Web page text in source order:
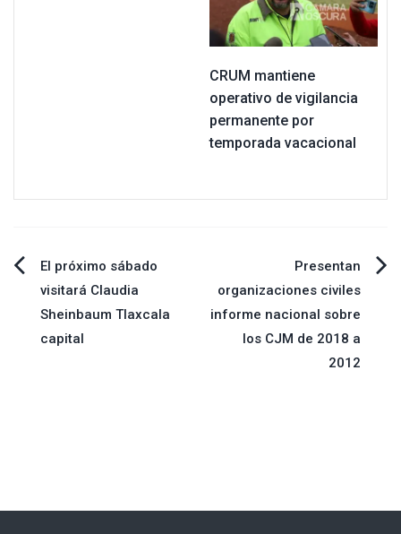
CRUM mantiene
operativo de vigilancia
permanente por
temporada vacacional
Navegación
de
entradas
El próximo sábado
visitará Claudia
Sheinbaum Tlaxcala
capital
Presentan
organizaciones civiles
informe nacional sobre
los CJM de 2018 a
2012